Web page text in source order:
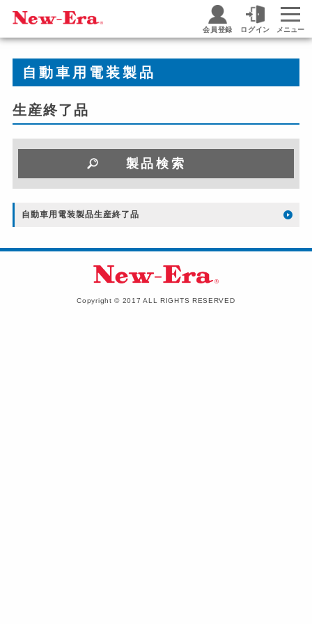
会員登録 ログイン メニュー
自動車用電装製品
生産終了品
製品検索
自動車用電装製品生産終了品
Copyright © 2017 ALL RIGHTS RESERVED